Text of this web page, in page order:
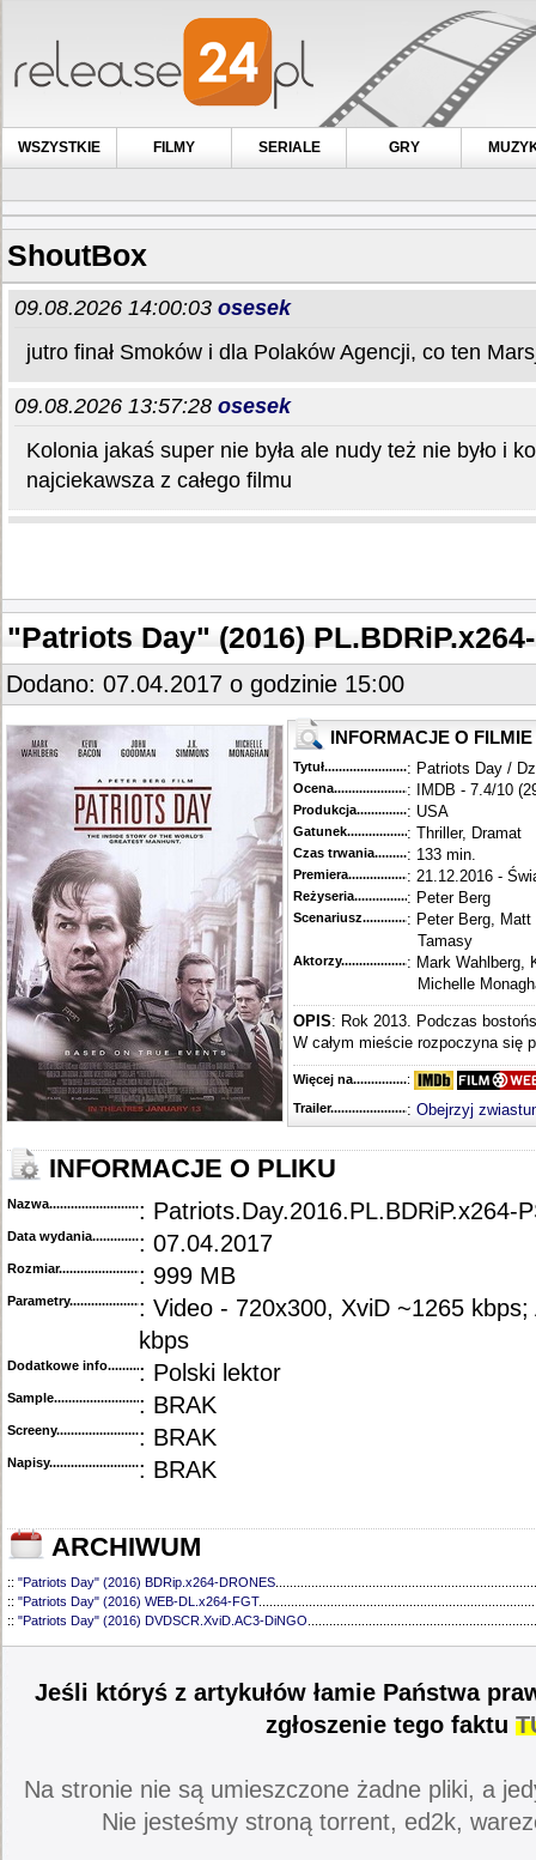
WSZYSTKIE FILMY SERIALE GRY
ShoutBox
"Patriots Day" (2016)
Dodano: 07.04.2017 o godzinie 15:00
INFORMACJE O FILMIE
Tytuł............................................
: Patriots Day /
Ocena.............................................
: IMDB - 7.4/10
Produkcja.........................................
: USA
Gatunek...........................................
: Thriller, Dramat
Czas trwania......................................
: 133 min.
Premiera..........................................
: 21.12.2016 -
Reżyseria........................................
: Peter Berg
Scenariusz........................................
: Peter Berg,
Tamasy
Aktorzy...........................................
: Mark Wahlberg,
Michelle
OPIS: Rok 2013. Podczas
W całym mieście rozpoczyna się
Więcej na........................................
:
Trailer...........................................
: Obejrzyj
INFORMACJE O PLIKU
Nazwa.............................................: Patriots.Day.2016.PL.BDRiP.x264-
Data wydania......................................
: 07.04.2017
Rozmiar...........................................
: 999 MB
Parametry.........................................: Video - 720x300, XviD ~1265
kbps
Dodatkowe info....................................
: Polski lektor
Sample............................................
: BRAK
Screeny...........................................
: BRAK
Napisy............................................
: BRAK
ARCHIWUM
:: "Patriots Day" (2016) BDRip.x264-DRONES
:: "Patriots Day" (2016) WEB-DL.x264-FGT
:: "Patriots Day" (2016) DVDSCR.XviD.AC3-DiNGO
Jeśli któryś z artykułów łamie Państwa
zgłoszenie tego faktu
Na stronie nie są umieszczone żadne pliki, a
Nie jesteśmy stroną torrent, ed2k,